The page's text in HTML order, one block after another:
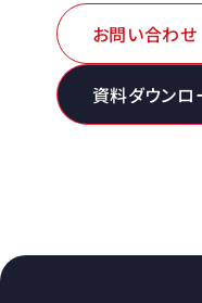
お問い合わせ
資料ダウンロ